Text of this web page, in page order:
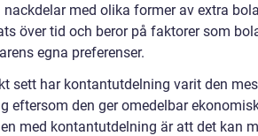
nackdelar med olika former av extra
över tid och beror på faktorer som
egna preferenser.
sett har kontantutdelning varit den
eftersom den ger omedelbar
med kontantutdelning är att det kan